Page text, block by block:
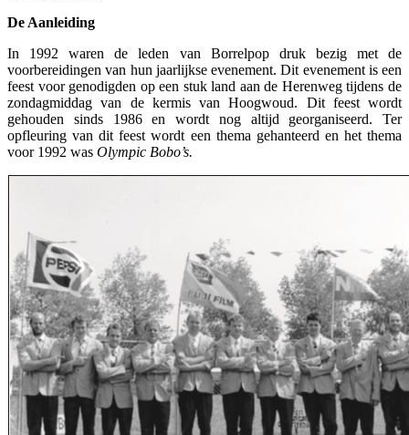
De Aanleiding
In 1992 waren de leden van Borrelpop druk bezig met de
voorbereidingen van hun jaarlijkse evenement. Dit evenement is een
feest voor genodigden op een stuk land aan de Herenweg tijdens de
zondagmiddag van de kermis van Hoogwoud. Dit feest wordt
gehouden sinds 1986 en wordt nog altijd georganiseerd. Ter
opfleuring van dit feest wordt een thema gehanteerd en het thema
voor 1992 was Olympic Bobo’s.